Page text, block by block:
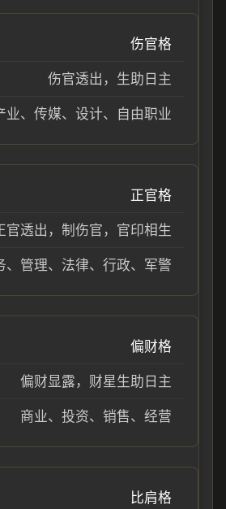
伤官格
伤官透出，生助日主
业、传媒、设计、自由职业
正官格
官透出，制伤官，官印相生
、管理、法律、行政、军警
偏财格
偏财显露，财星生助日主
商业、投资、销售、经营
比肩格